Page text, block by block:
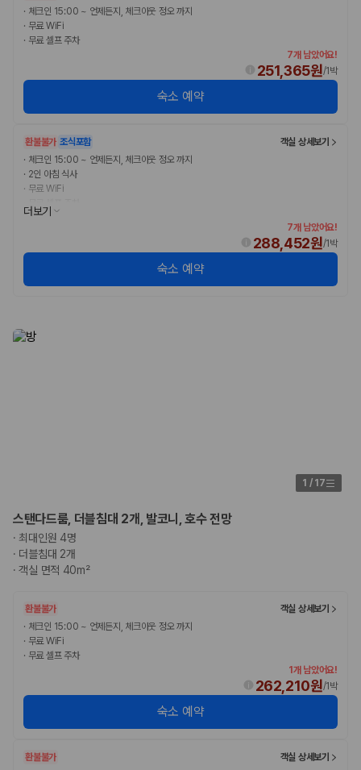
· 체크인 15:00 ~ 언제든지, 체크아웃 정오 까지
· 무료 WiFi
· 무료 셀프 주차
7개 남았어요!
251,365원/1박
숙소 예약
환불불가 조식포함
객실 상세보기
· 체크인 15:00 ~ 언제든지, 체크아웃 정오 까지
· 2인 아침 식사
· 무료 WiFi
무료 셀프 주차
더보기
7개 남았어요!
288,452원/1박
숙소 예약
1 / 17
스탠다드룸, 더블침대 2개, 발코니, 호수 전망
· 최대인원 4명
· 더블침대 2개
·객실 면적 40m²
환불불가
객실 상세보기
· 체크인 15:00 ~ 언제든지, 체크아웃 정오 까지
· 무료 WiFi
· 무료 셀프 주차
1개 남았어요!
262,210원/1박
숙소 예약
환불불가
객실 상세보기